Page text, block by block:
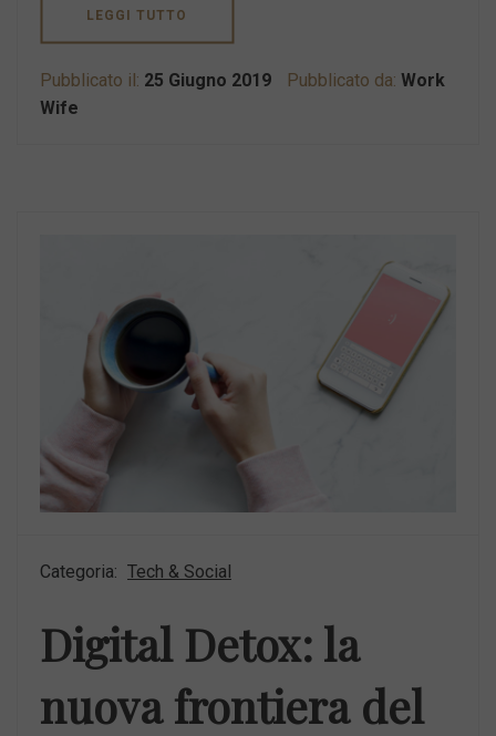
LEGGI TUTTO
Pubblicato il: 25 Giugno 2019 Pubblicato da: Work
Wife
Categoria: Tech & Social
Digital Detox: la
nuova frontiera del